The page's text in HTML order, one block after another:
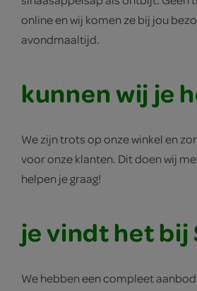
online en wij komen ze bij jou
avondmaaltijd.
kunnen wij je
We zijn trots op onze winkel en
voor onze klanten. Dit doen wij
helpen je graag!
je vindt het bij
We hebben een compleet